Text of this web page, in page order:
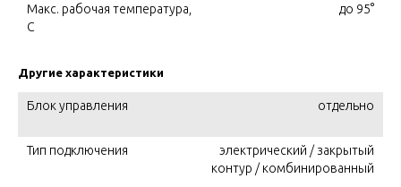
Макс. рабочая температура,
C
до 95°
Другие характеристики
Блок управления отдельно
Тип подключения
электрический / закрытый
контур / комбинированный